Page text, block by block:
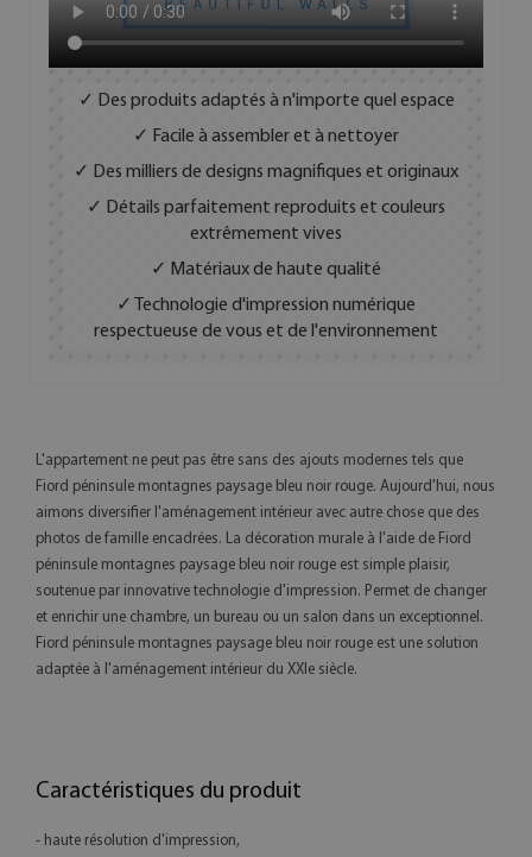
✓ Des produits adaptés à n'importe quel espace
✓ Facile à assembler et à nettoyer
✓ Des milliers de designs magnifiques et originaux
✓ Détails parfaitement reproduits et couleurs
extrêmement vives
✓ Matériaux de haute qualité
✓ Technologie d'impression numérique
respectueuse de vous et de l'environnement
L'appartement ne peut pas être sans des ajouts modernes tels que
Fiord péninsule montagnes paysage bleu noir rouge. Aujourd'hui, nous
aimons diversifier l'aménagement intérieur avec autre chose que des
photos de famille encadrées. La décoration murale à l'aide de Fiord
péninsule montagnes paysage bleu noir rouge est simple plaisir,
soutenue par innovative technologie d'impression. Permet de changer
et enrichir une chambre, un bureau ou un salon dans un exceptionnel.
Fiord péninsule montagnes paysage bleu noir rouge est une solution
adaptée à l'aménagement intérieur du XXIe siècle.
Caractéristiques du produit
- haute résolution d'impression,